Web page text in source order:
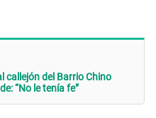
callejón del Barrio Chino
“No le tenía fe”